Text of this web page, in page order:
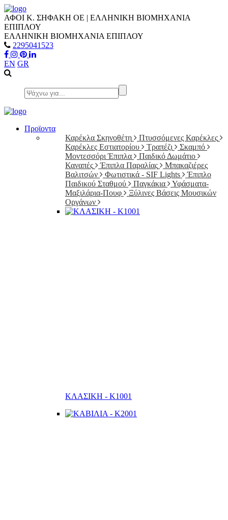
ΑΦΟΙ Κ. ΣΗΦΑΚΗ ΟΕ | ΕΛΛΗΝΙΚΗ ΒΙΟΜΗΧΑΝΙΑ
ΕΠΙΠΛΟΥ
ΕΛΛΗΝΙΚΗ ΒΙΟΜΗΧΑΝΙΑ ΕΠΙΠΛΟΥ
2295041523
EN GR
Προϊοντα
Καρέκλα Σκηνοθέτη
Πτυσσόμενες Καρέκλες
Καρέκλες Εστιατορίου
Τραπέζι
Σκαμπό
Μοντεσσόρι Έπιπλα
Παιδικό Δωμάτιο
Καναπές
Έπιπλα Παραλίας
Μπακαζιέρες
Βαλιτσών
Φωτιστικά - SIF Lights
Έπιπλο
Παιδικού Σταθμού
Παγκάκια
Υφάσματα-
Μαξιλάρια-Πουφ
Ξύλινες Βάσεις Μουσικών
Οργάνων
ΚΛΑΣΙΚΗ - K1001